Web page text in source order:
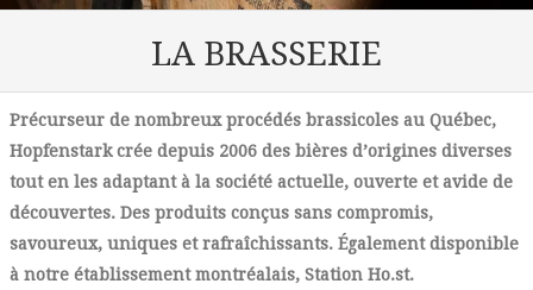
LA BRASSERIE
Précurseur de nombreux procédés brassicoles au Québec,
Hopfenstark crée depuis 2006 des bières d’origines diverses
tout en les adaptant à la société actuelle, ouverte et avide de
découvertes. Des produits conçus sans compromis,
savoureux, uniques et rafraîchissants. Également disponible
à notre établissement montréalais, Station Ho.st.